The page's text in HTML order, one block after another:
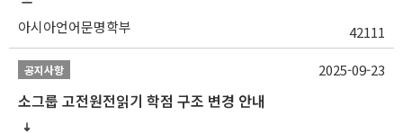
아시아언어문명학부 42111
공지사항
소그룹 고전원전읽기 학점 구조 변경 안내
2025-09-23